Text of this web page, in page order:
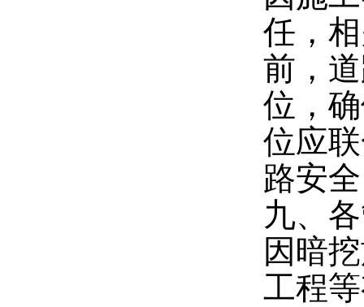
任，
前，
位，
位应
路安
九、
因暗
工程